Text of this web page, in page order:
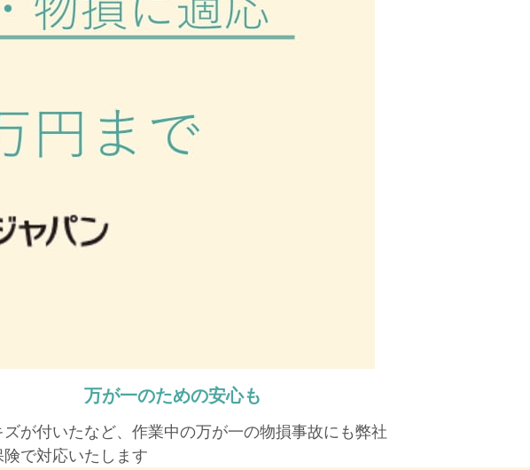
万が一のための安心も
ズが付いたなど、作業中の万が一の物損事故にも弊社
険で対応いたします